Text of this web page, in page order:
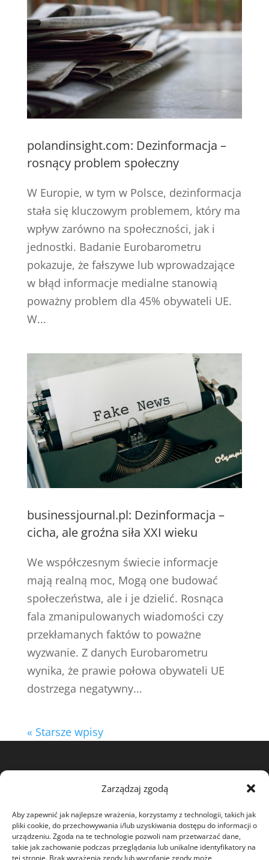
Zarządzaj zgodą
Aby zapewnić jak najlepsze wrażenia, korzystamy z technologii, takich jak
pliki cookie, do przechowywania i/lub uzyskiwania dostępu do informacji o
urządzeniu. Zgoda na te technologie pozwoli nam przetwarzać dane,
takie jak zachowanie podczas przeglądania lub unikalne identyfikatory na
tej stronie. Brak wyrażenia zgody lub wycofanie zgody może
polandinsight.com: Dezinformacja –
rosnący problem społeczny
W Europie, w tym w Polsce, dezinformacja
stała się kluczowym problemem, który ma
wpływ zarówno na społeczności, jak i
jednostki. Badanie Eurobarometru
pokazuje, że fałszywe lub wprowadzające
w błąd informacje medialne stanowią
poważny problem dla 45% obywateli UE.
W...
businessjournal.pl: Dezinformacja –
cicha, ale groźna siła XXI wieku
We współczesnym świecie informacje
mają realną moc, Mogą one budować
społeczeństwa, ale i je dzielić. Rosnąca
fala zmanipulowanych wiadomości czy
przekłamanych faktów to poważne
wyzwanie. Z danych Eurobarometru
wynika, że prawie połowa obywateli UE
dostrzega negatywny...
« Starsze wpisy